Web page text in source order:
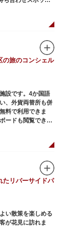
光雲によって作ら
ところだそう。
写真撮影を楽しん
の旅のコンシェル
設です。4か国語
、外貨両替所も併
料で利用できま
ードも閲覧できる
ペースでは、映像
。通常、イスが配
スポットとなって
観は、日本を代表
る空間は、初めて
す。
たリバーサイドパ
い散策を楽しめる
が花見に訪れま